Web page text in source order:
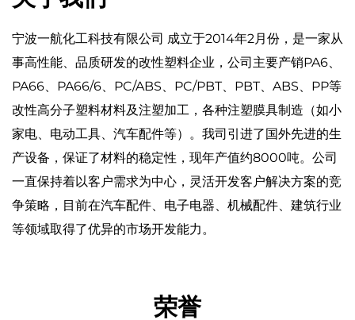
宁波一航化工科技有限公司 成立于2014年2月份，是一家从
事高性能、品质研发的改性塑料企业，公司主要产销PA6、
PA66、PA66/6、PC/ABS、PC/PBT、PBT、ABS、PP等
改性高分子塑料材料及注塑加工，各种注塑膜具制造（如小
家电、电动工具、汽车配件等）。我司引进了国外先进的生
产设备，保证了材料的稳定性，现年产值约8000吨。公司
一直保持着以客户需求为中心，灵活开发客户解决方案的竞
争策略，目前在汽车配件、电子电器、机械配件、建筑行业
等领域取得了优异的市场开发能力。
荣誉